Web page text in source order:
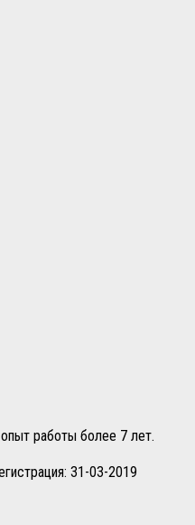
работы более 7 лет.
31-03-2019